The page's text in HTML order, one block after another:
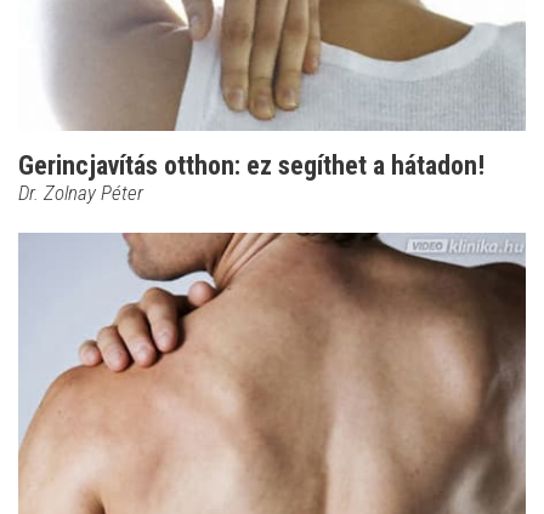
Gerincjavítás otthon: ez segíthet a hátadon!
Dr. Zolnay Péter